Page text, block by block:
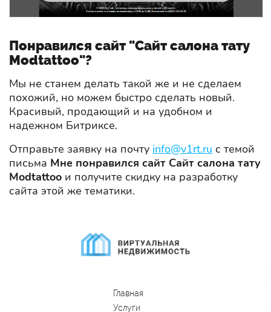
Понравился сайт "Сайт салона тату
Modtattoo"?
Мы не станем делать такой же и не сделаем
похожий, но можем быстро сделать новый.
Красивый, продающий и на удобном и
надежном Битриксе.
Отправьте заявку на почту info@v1rt.ru с темой
письма Мне понравился сайт Сайт салона тату
Modtattoo и получите скидку на разработку
сайта этой же тематики.
Главная
Услуги